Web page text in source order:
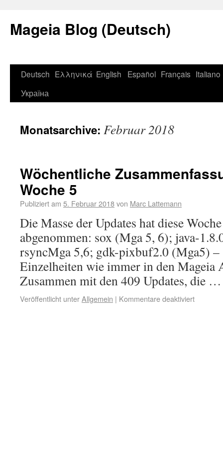
Mageia Blog (Deutsch)
Deutsch Ελληνικά English Español Français Italiano
Україна
Monatsarchive: Februar 2018
Wöchentliche
Woche 5
Publiziert am 5. Februar 2018von Marc Lattemann
Die Masse der Updates hat diese
abgenommen: sox (Mga 5, 6); java-
rsyncMga 5,6; gdk-pixbuf2.0 (Mga5) –
Einzelheiten wie immer in den Mageia
Zusammen mit den 409 Updates, die
Veröffentlicht unterAllgemein | Kommentare deaktiviert